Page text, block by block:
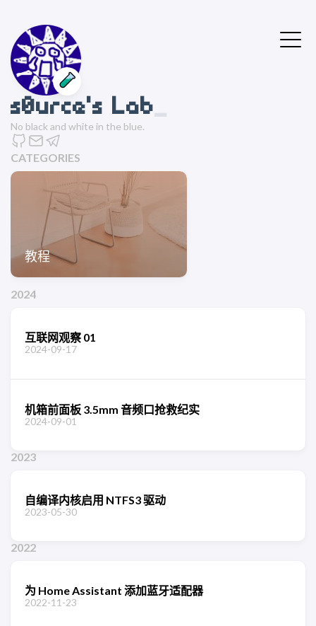
🧪
s0urce's Lab
No black and white in the blue.
CATEGORIES
教程
2024
互联网观察 01
2024-09-17
机箱前面板 3.5mm 音频口抢救纪实
2024-09-01
2023
自编译内核启用 NTFS3 驱动
2023-05-30
2022
为 Home Assistant 添加蓝牙适配器
2022-11-23